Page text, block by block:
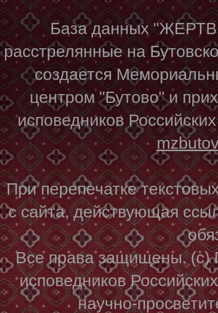
База данных
расстрелянные на
создается
центром "Бутово" и
исповедников
При перепечатке
с сайта, действующая
Все права защищены. (с)
исповедников
научно-